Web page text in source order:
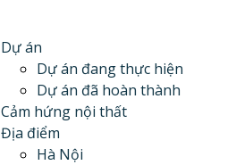
Dự án
Dự án đang thực hiện
Dự án đã hoàn thành
Cảm hứng nội thất
Địa điểm
Hà Nội